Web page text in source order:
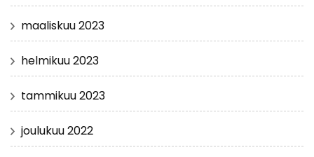
maaliskuu 2023
helmikuu 2023
tammikuu 2023
joulukuu 2022